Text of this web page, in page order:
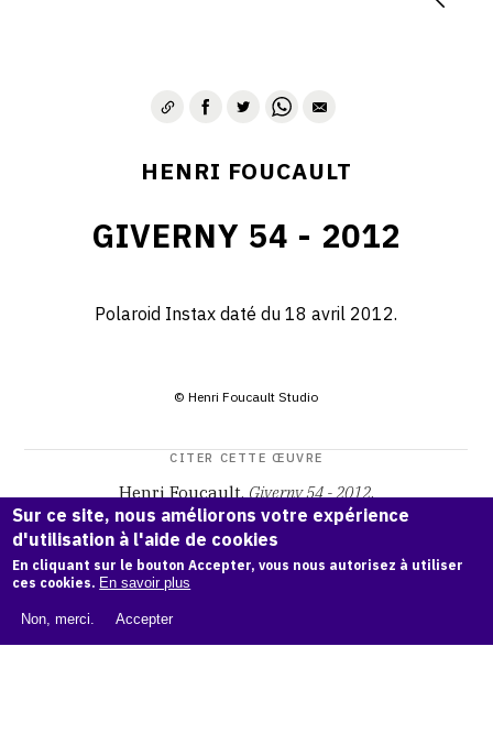
HENRI FOUCAULT
GIVERNY 54 - 2012
Polaroid Instax daté du 18 avril 2012.
© Henri Foucault Studio
CITER CETTE ŒUVRE
Henri Foucault, Giverny 54 - 2012.
Catalogue raisonné Henri Foucault, OAM.ark:38997/o1bf
ft
COPIER LA CITATION
Sur ce site, nous améliorons votre expérience
d'utilisation à l'aide de cookies
En cliquant sur le bouton Accepter, vous nous autorisez à utiliser
ces cookies. En savoir plus
Non, merci. Accepter